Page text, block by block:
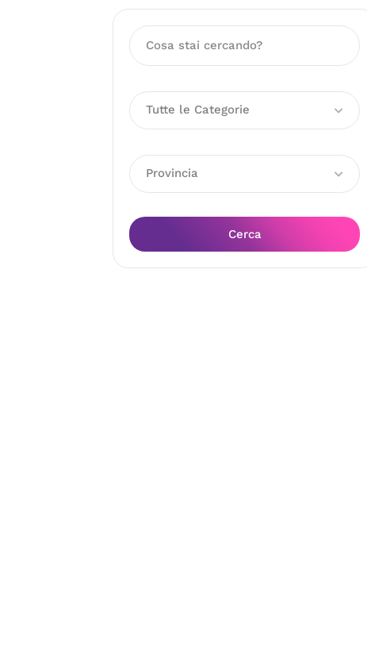
Tutte le Categorie
Provincia
Cerca